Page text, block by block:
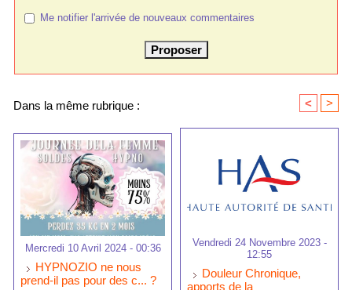
Me notifier l'arrivée de nouveaux commentaires
Dans la même rubrique : < >
Mercredi 10 Avril 2024 - 00:36
HYPNOZIO ne nous
prend-il pas pour des c... ?
Vendredi 24 Novembre 2023 -
12:55
Douleur Chronique,
apports de la